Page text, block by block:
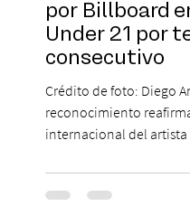
por Billboard
Under 21 por
consecutivo
Crédito de foto: Diego
reconocimiento
internacional del artista
en la escena global.
de 2026) — FloyyMenor